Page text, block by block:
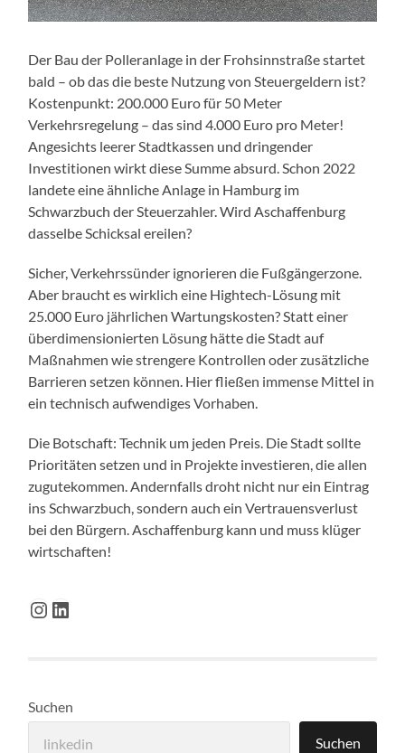
Der Bau der Polleranlage in der Frohsinnstraße startet
bald – ob das die beste Nutzung von Steuergeldern ist?
Kostenpunkt: 200.000 Euro für 50 Meter
Verkehrsregelung – das sind 4.000 Euro pro Meter!
Angesichts leerer Stadtkassen und dringender
Investitionen wirkt diese Summe absurd. Schon 2022
landete eine ähnliche Anlage in Hamburg im
Schwarzbuch der Steuerzahler. Wird Aschaffenburg
dasselbe Schicksal ereilen?
Sicher, Verkehrssünder ignorieren die Fußgängerzone.
Aber braucht es wirklich eine Hightech-Lösung mit
25.000 Euro jährlichen Wartungskosten? Statt einer
überdimensionierten Lösung hätte die Stadt auf
Maßnahmen wie strengere Kontrollen oder zusätzliche
Barrieren setzen können. Hier fließen immense Mittel in
ein technisch aufwendiges Vorhaben.
Die Botschaft: Technik um jeden Preis. Die Stadt sollte
Prioritäten setzen und in Projekte investieren, die allen
zugutekommen. Andernfalls droht nicht nur ein Eintrag
ins Schwarzbuch, sondern auch ein Vertrauensverlust
bei den Bürgern. Aschaffenburg kann und muss klüger
wirtschaften!
Instagram
LinkedIn
Suchen
Suchen